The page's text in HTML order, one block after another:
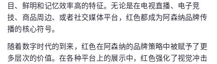
目、鲜明和记忆效率高的特征。无论是在电视直播、电子竞
技、商品周边、或者社交媒体平台，红色都成为阿森纳品牌传
播的核心符号。
随着数字时代的到来，红色在阿森纳的品牌策略中被赋予了更
多层次的价值。在各种平台上的展示中，红色强化了视觉冲击